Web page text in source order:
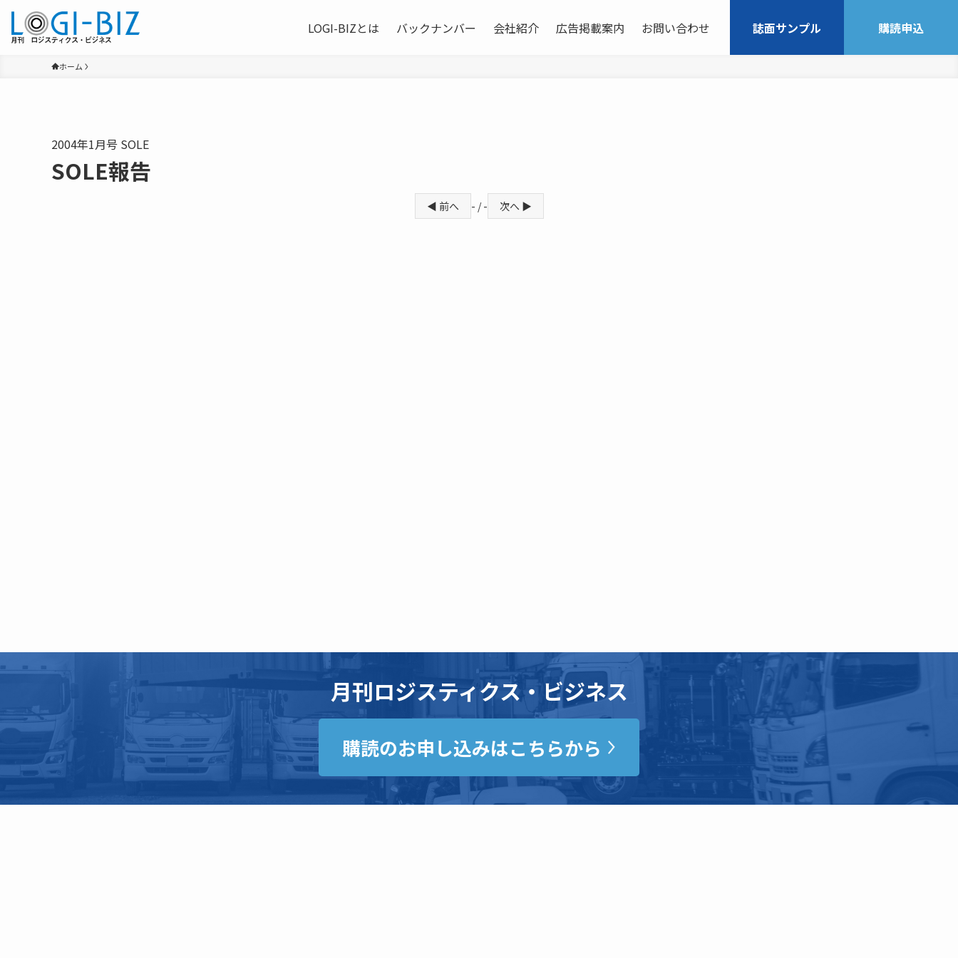
LOGI-BIZとは バックナンバー 会社紹介 広告掲載案内 お問い合わせ 誌面サンプル 購読申込
ホーム
2004年1月号 SOLE
SOLE報告
◀ 前へ - / - 次へ ▶
月刊ロジスティクス・ビジネス
購読のお申し込みはこちらから